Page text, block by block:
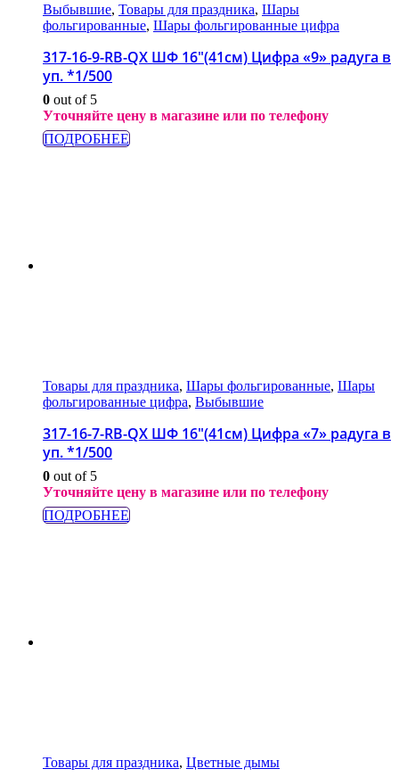
Выбывшие, Товары для праздника, Шары
фольгированные, Шары фольгированные цифра
317-16-9-RB-QX ШФ 16″(41см) Цифра «9» радуга в
уп. *1/500
0 out of 5
Уточняйте цену в магазине или по телефону
ПОДРОБНЕЕ
Товары для праздника, Шары фольгированные, Шары
фольгированные цифра, Выбывшие
317-16-7-RB-QX ШФ 16″(41см) Цифра «7» радуга в
уп. *1/500
0 out of 5
Уточняйте цену в магазине или по телефону
ПОДРОБНЕЕ
Товары для праздника, Цветные дымы